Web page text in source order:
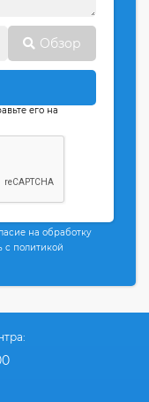
Обзор
его на
на обработку
с политикой